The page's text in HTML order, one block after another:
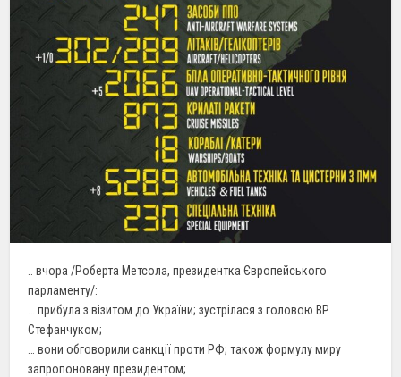
.. вчора /Роберта Метсола, президентка Європейського
парламенту/:
… прибула з візитом до України; зустрілася з головою ВР
Стефанчуком;
… вони обговорили санкції проти РФ; також формулу миру
запропоновану президентом;